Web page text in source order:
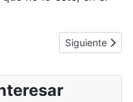
vulnerabilidad 0-day de
Artículo
Siguiente